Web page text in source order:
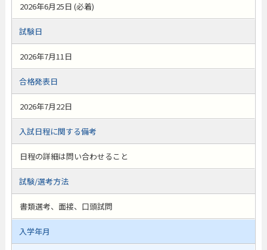
2026年6月25日 (必着)
試験日
2026年7月11日
合格発表日
2026年7月22日
入試日程に関する備考
日程の詳細は問い合わせること
試験/選考方法
書類選考、面接、口頭試問
入学年月